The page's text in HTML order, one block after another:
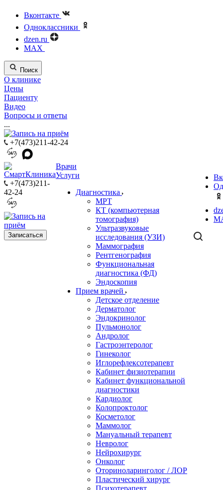
Вконтакте
Одноклассники
dzen.ru
MAX
Поиск
О клинике
Цены
Пациенту
Видео
Вопросы и ответы
...
+7(473)211-42-24
+7(473)211-
42-24
Записаться
Врачи
Услуги
Диагностика
МРТ
КТ (компьютерная
томография)
Ультразвуковые
исследования (УЗИ)
Маммография
Рентгенография
Функциональная
диагностика (ФД)
Эндоскопия
Прием врачей
Детское отделение
Дерматолог
Эндокринолог
Пульмонолог
Андролог
Гастроэнтеролог
Гинеколог
Иглорефлексотерапевт
Кабинет физиотерапии
Кабинет функциональной
диагностики
Кардиолог
Колопроктолог
Косметолог
Маммолог
Мануальный терапевт
Невролог
Нейрохирург
Онколог
Оториноларинголог / ЛОР
Пластический хирург
Психотерапевт